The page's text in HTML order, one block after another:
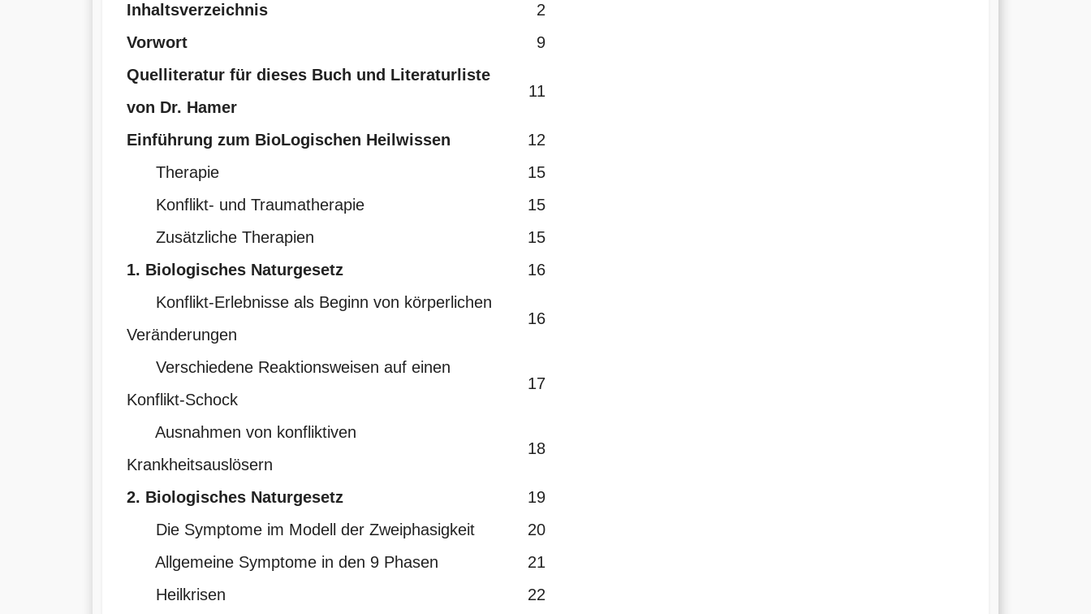
Inhaltsverzeichnis
2
Vorwort
9
Quelliteratur für dieses Buch und Literaturliste
von Dr. Hamer
11
Einführung zum BioLogischen Heilwissen
12
Therapie
15
Konflikt- und Traumatherapie
15
Zusätzliche Therapien
15
1. Biologisches Naturgesetz
16
Konflikt-Erlebnisse als Beginn von körperlichen
Veränderungen
16
Verschiedene Reaktionsweisen auf einen
Konflikt-Schock
17
Ausnahmen von konfliktiven
Krankheitsauslösern
18
2. Biologisches Naturgesetz
19
Die Symptome im Modell der Zweiphasigkeit
20
Allgemeine Symptome in den 9 Phasen
21
Heilkrisen
22